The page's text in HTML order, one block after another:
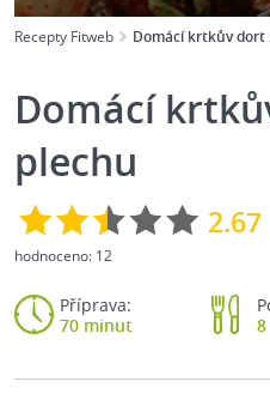
Recepty Fitweb Domácí krtkův dort
Domácí
plechu
2.67
hodnoceno: 12
Příprava:
70 minut
8